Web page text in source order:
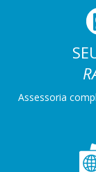
Assessoria